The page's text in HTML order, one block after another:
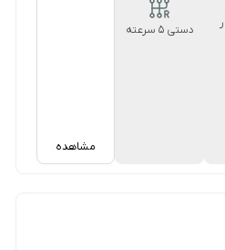
دستی ۵ سرعته
مشاهده